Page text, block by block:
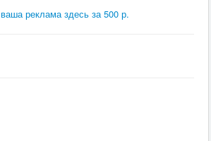
ваша реклама здесь за 500 р.